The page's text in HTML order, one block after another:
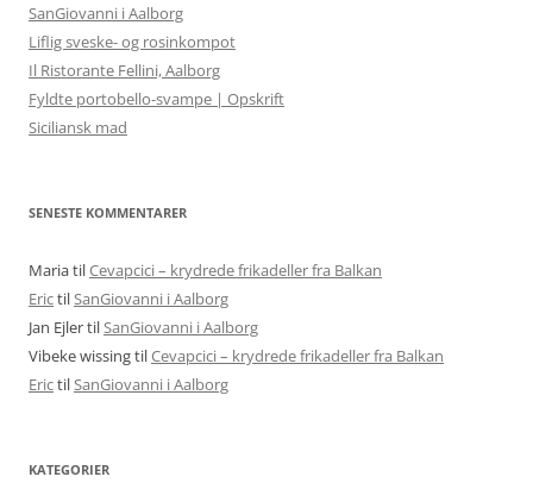
SanGiovanni i Aalborg
Liflig sveske- og rosinkompot
Il Ristorante Fellini, Aalborg
Fyldte portobello-svampe | Opskrift
Siciliansk mad
SENESTE KOMMENTARER
MariatilCevapcici – krydrede frikadeller fra Balkan
ErictilSanGiovanni i Aalborg
Jan EjlertilSanGiovanni i Aalborg
Vibeke wissingtilCevapcici – krydrede frikadeller fra Balkan
ErictilSanGiovanni i Aalborg
KATEGORIER